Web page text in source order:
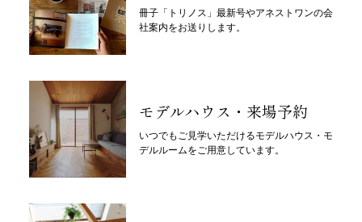
冊子「トリノス」最新号やアネストワンの会
社案内をお送りします。
モデルハウス・来場予約
いつでもご見学いただけるモデルハウス・モ
デルルームをご用意しています。